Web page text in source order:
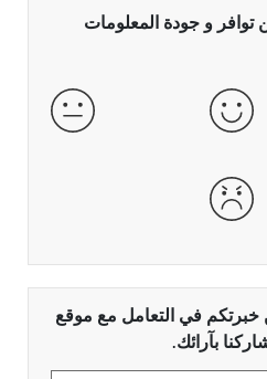
و جودة المعلومات
جيدة عادية
سيئة جداً
في التعامل مع موقع
بآرائك.